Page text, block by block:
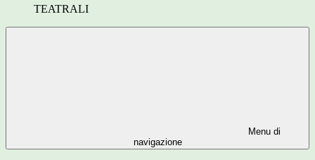
TEATRALI
Menu di
navigazione